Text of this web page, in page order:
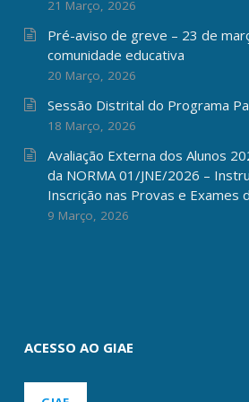
21 Março, 2026
Pré-aviso de greve – 23 de
comunidade educativa
20 Março, 2026
Sessão Distrital do Programa
18 Março, 2026
Avaliação Externa dos Alunos
da NORMA 01/JNE/2026 –
Inscrição nas Provas e Exames
9 Março, 2026
ACESSO AO GIAE